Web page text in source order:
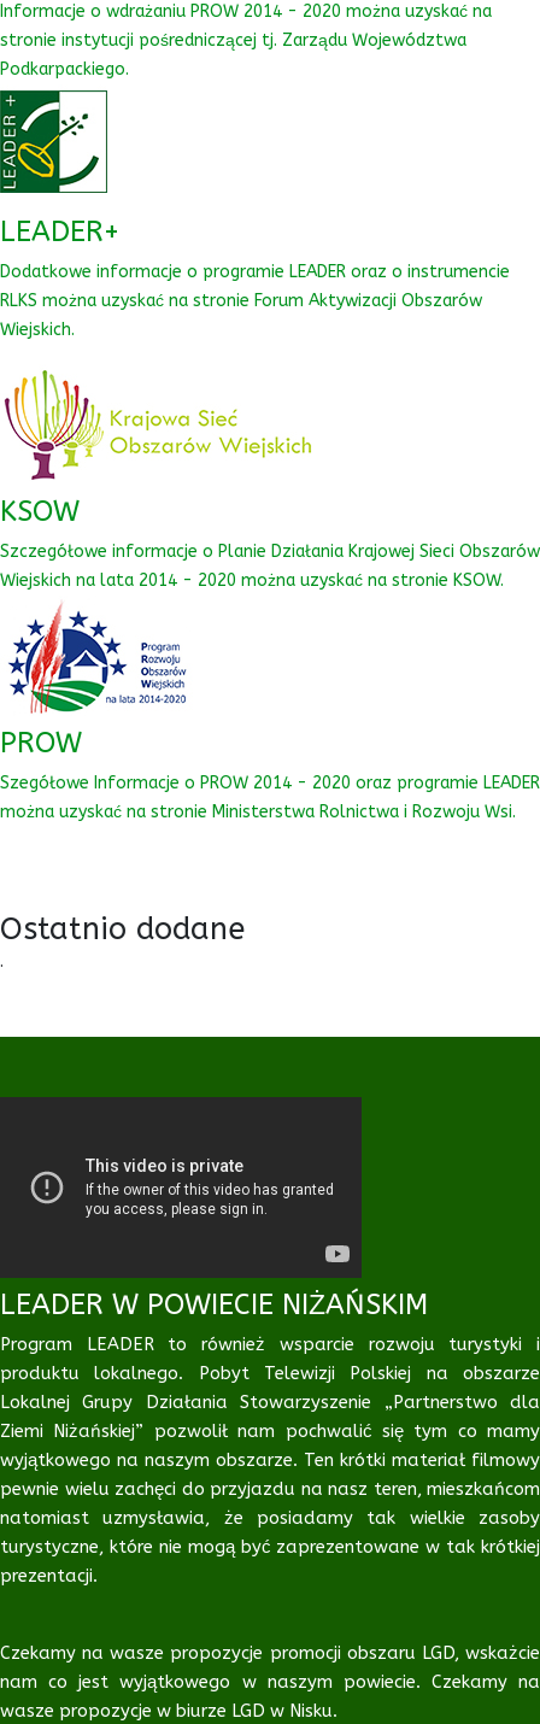
Informacje o wdrażaniu PROW 2014 - 2020 można uzyskać na
stronie instytucji pośredniczącej tj. Zarządu Województwa
Podkarpackiego.
LEADER+
Dodatkowe informacje o programie LEADER oraz o instrumencie
RLKS można uzyskać na stronie Forum Aktywizacji Obszarów
Wiejskich.
KSOW
Szczegółowe informacje o Planie Działania Krajowej Sieci Obszarów
Wiejskich na lata 2014 - 2020 można uzyskać na stronie KSOW.
PROW
Szegółowe Informacje o PROW 2014 - 2020 oraz programie LEADER
można uzyskać na stronie Ministerstwa Rolnictwa i Rozwoju Wsi.
Ostatnio dodane
.
LEADER W POWIECIE NIŻAŃSKIM
Program LEADER to również wsparcie rozwoju turystyki i
produktu lokalnego. Pobyt Telewizji Polskiej na obszarze
Lokalnej Grupy Działania Stowarzyszenie „Partnerstwo dla
Ziemi Niżańskiej” pozwolił nam pochwalić się tym co mamy
wyjątkowego na naszym obszarze. Ten krótki materiał filmowy
pewnie wielu zachęci do przyjazdu na nasz teren, mieszkańcom
natomiast uzmysławia, że posiadamy tak wielkie zasoby
turystyczne, które nie mogą być zaprezentowane w tak krótkiej
prezentacji.
Czekamy na wasze propozycje promocji obszaru LGD, wskażcie
nam co jest wyjątkowego w naszym powiecie. Czekamy na
wasze propozycje w biurze LGD w Nisku.